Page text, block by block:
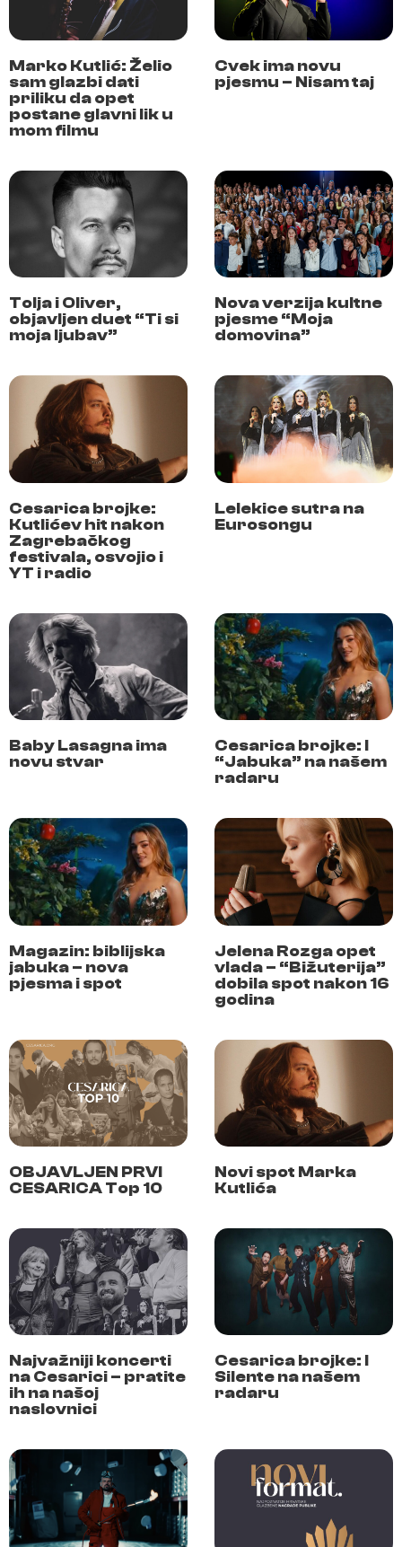
Marko Kutlić: Želio
sam glazbi dati
priliku da opet
postane glavni lik u
mom filmu
Cvek ima novu
pjesmu – Nisam taj
Tolja i Oliver,
objavljen duet “Ti si
moja ljubav”
Nova verzija kultne
pjesme “Moja
domovina”
Cesarica brojke:
Kutlićev hit nakon
Zagrebačkog
festivala, osvojio i
YT i radio
Lelekice sutra na
Eurosongu
Baby Lasagna ima
novu stvar
Cesarica brojke: I
“Jabuka” na našem
radaru
Magazin: biblijska
jabuka – nova
pjesma i spot
Jelena Rozga opet
vlada – “Bižuterija”
dobila spot nakon 16
godina
OBJAVLJEN PRVI
CESARICA Top 10
Novi spot Marka
Kutlića
Najvažniji koncerti
na Cesarici – pratite
ih na našoj
naslovnici
Cesarica brojke: I
Silente na našem
radaru